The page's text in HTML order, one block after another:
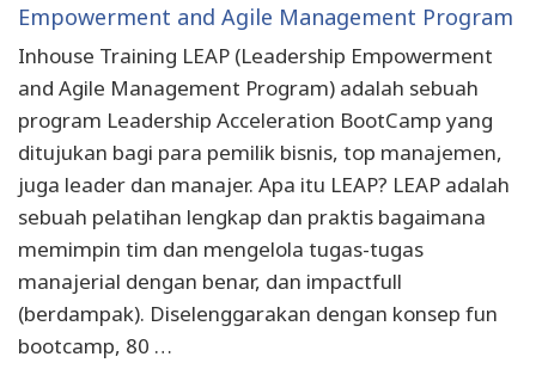
Empowerment and Agile Management Program
Inhouse Training LEAP (Leadership Empowerment
and Agile Management Program) adalah sebuah
program Leadership Acceleration BootCamp yang
ditujukan bagi para pemilik bisnis, top manajemen,
juga leader dan manajer. Apa itu LEAP? LEAP adalah
sebuah pelatihan lengkap dan praktis bagaimana
memimpin tim dan mengelola tugas-tugas
manajerial dengan benar, dan impactfull
(berdampak). Diselenggarakan dengan konsep fun
bootcamp, 80 …